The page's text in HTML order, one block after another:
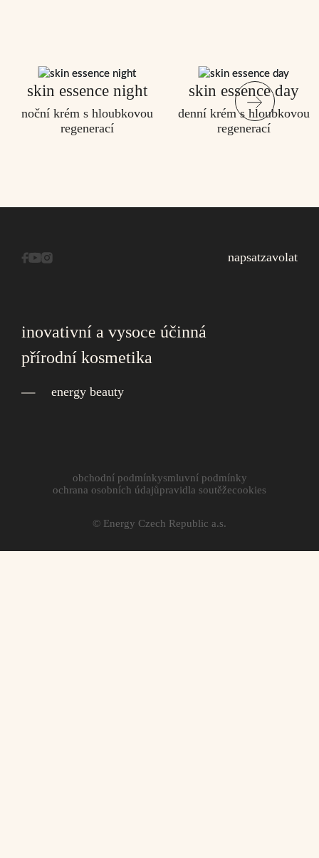
skin essence night
noční krém s hloubkovou
regenerací
skin essence day
denní krém s hloubkovou
regenerací
napsatzavolat
inovativní a vysoce účinná
přírodní kosmetika
energy beauty
© Energy Czech Republic a.s.
obchodní podmínkysmluvní podmínky
ochrana osobních údajůpravidla soutěžecookies